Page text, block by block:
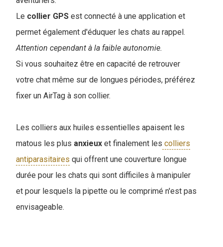
Le collier GPS est connecté à une application et
permet également d'éduquer les chats au rappel.
Attention cependant à la faible autonomie.
Si vous souhaitez être en capacité de retrouver
votre chat même sur de longues périodes, préférez
fixer un AirTag à son collier.
Les colliers aux huiles essentielles apaisent les
matous les plus anxieux et finalement les colliers
antiparasitaires qui offrent une couverture longue
durée pour les chats qui sont difficiles à manipuler
et pour lesquels la pipette ou le comprimé n'est pas
envisageable.